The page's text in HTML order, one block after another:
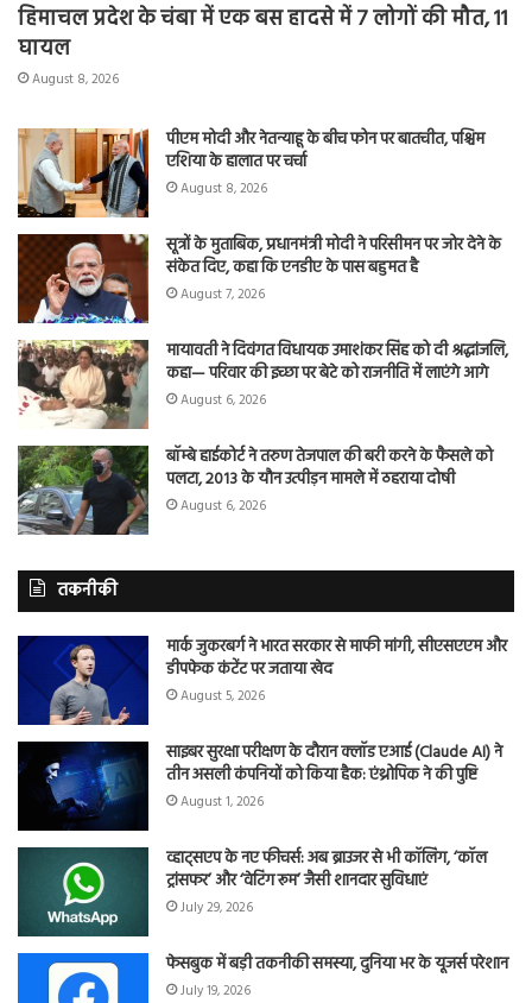
हिमाचल प्रदेश के चंबा में एक बस हादसे में 7 लोगों की मौत, 11
घायल
August 8, 2026
पीएम मोदी और नेतन्याहू के बीच फोन पर बातचीत, पश्चिम
एशिया के हालात पर चर्चा
August 8, 2026
सूत्रों के मुताबिक, प्रधानमंत्री मोदी ने परिसीमन पर जोर देने के
संकेत दिए, कहा कि एनडीए के पास बहुमत है
August 7, 2026
मायावती ने दिवंगत विधायक उमाशंकर सिंह को दी श्रद्धांजलि,
कहा— परिवार की इच्छा पर बेटे को राजनीति में लाएंगे आगे
August 6, 2026
बॉम्बे हाईकोर्ट ने तरुण तेजपाल की बरी करने के फैसले को
पलटा, 2013 के यौन उत्पीड़न मामले में ठहराया दोषी
August 6, 2026
तकनीकी
मार्क जुकरबर्ग ने भारत सरकार से माफी मांगी, सीएसएएम और
डीपफेक कंटेंट पर जताया खेद
August 5, 2026
साइबर सुरक्षा परीक्षण के दौरान क्लॉड एआई (Claude AI) ने
तीन असली कंपनियों को किया हैक: एंथ्रोपिक ने की पुष्टि
August 1, 2026
व्हाट्सएप के नए फीचर्स: अब ब्राउजर से भी कॉलिंग, ‘कॉल
ट्रांसफर’ और ‘वेटिंग रूम’ जैसी शानदार सुविधाएं
July 29, 2026
फेसबुक में बड़ी तकनीकी समस्या, दुनिया भर के यूजर्स परेशान
July 19, 2026